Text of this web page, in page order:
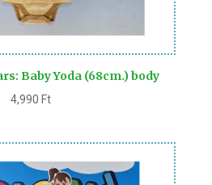
Baby Yoda (68cm.) body
4,990 Ft